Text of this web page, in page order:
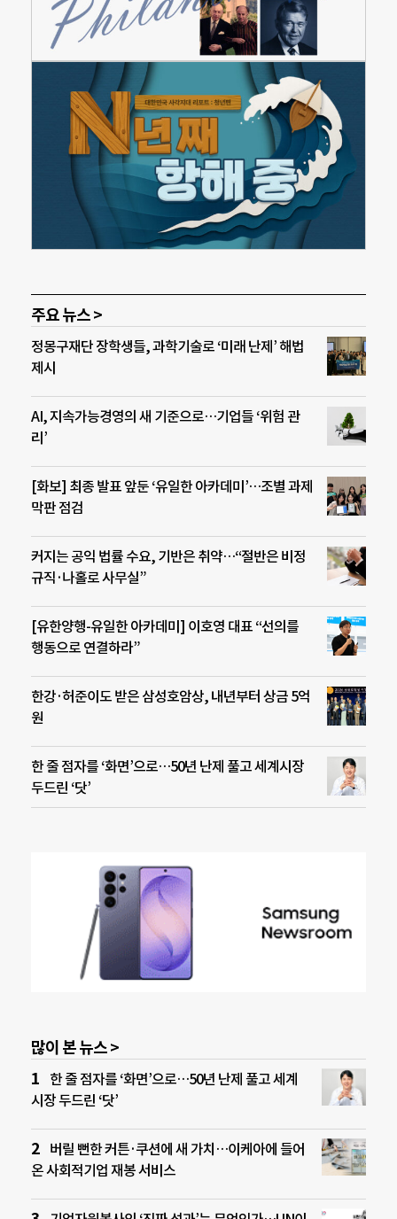
주요 뉴스 >
정몽구재단 장학생들, 과학기술로 ‘미래 난제’ 해법
제시
AI, 지속가능경영의 새 기준으로…기업들 ‘위험 관
리’
[화보] 최종 발표 앞둔 ‘유일한 아카데미’…조별 과제
막판 점검
커지는 공익 법률 수요, 기반은 취약…“절반은 비정
규직·나홀로 사무실”
[유한양행-유일한 아카데미] 이호영 대표 “선의를
행동으로 연결하라”
한강·허준이도 받은 삼성호암상, 내년부터 상금 5억
원
한 줄 점자를 ‘화면’으로…50년 난제 풀고 세계시장
두드린 ‘닷’
많이 본 뉴스 >
한 줄 점자를 ‘화면’으로…50년 난제 풀고 세계
시장 두드린 ‘닷’
버릴 뻔한 커튼·쿠션에 새 가치…이케아에 들어
온 사회적기업 재봉 서비스